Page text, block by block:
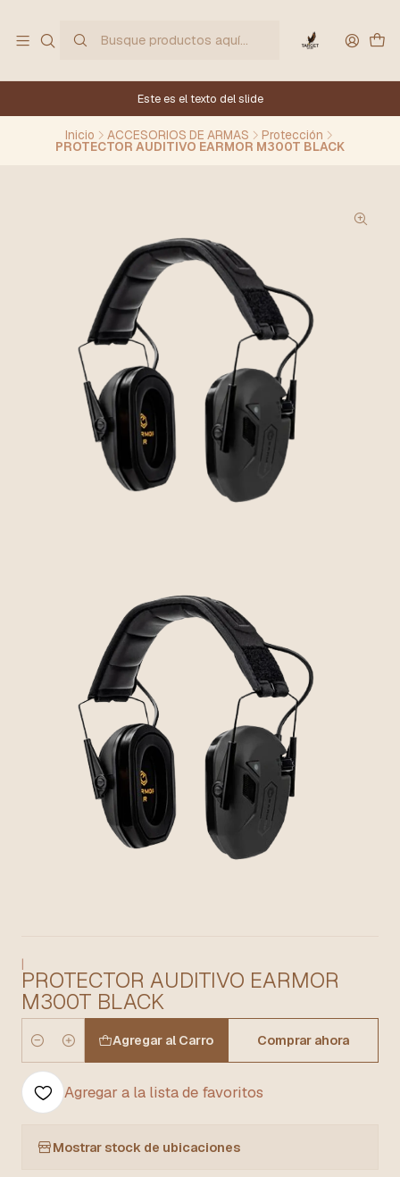
Este es el texto del slide
Inicio ACCESORIOS DE ARMAS Protección
PROTECTOR AUDITIVO EARMOR M300T BLACK
|
PROTECTOR AUDITIVO EARMOR
M300T BLACK
Cantidad
Agregar al Carro Comprar ahora
Agregar a la lista de favoritos
Mostrar stock de ubicaciones